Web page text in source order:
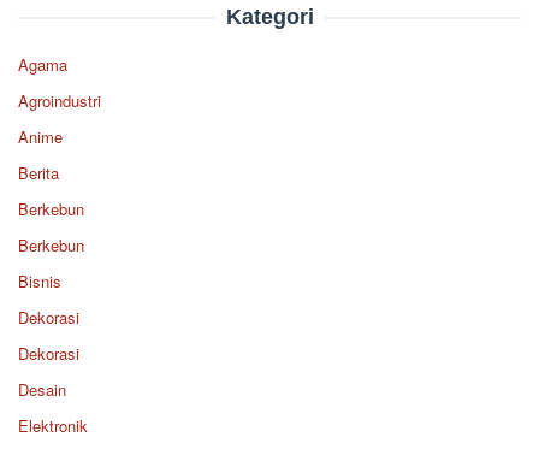
Kategori
Agama
Agroindustri
Anime
Berita
Berkebun
Berkebun
Bisnis
Dekorasi
Dekorasi
Desain
Elektronik